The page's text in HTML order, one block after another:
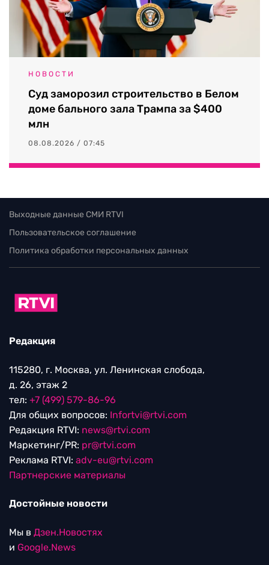
НОВОСТИ
Суд заморозил строительство в Белом
доме бального зала Трампа за $400
млн
08.08.2026 / 07:45
Выходные данные СМИ RTVI
Пользовательское соглашение
Политика обработки персональных данных
Редакция
115280, г. Москва, ул. Ленинская слобода,
д. 26, этаж 2
тел: +7 (499) 579-86-96
Для общих вопросов: Infortvi@rtvi.com
Редакция RTVI: news@rtvi.com
Маркетинг/PR: pr@rtvi.com
Реклама RTVI: adv-eu@rtvi.com
Партнерские материалы
Достойные новости
Мы в Дзен.Новостях
и Google.News